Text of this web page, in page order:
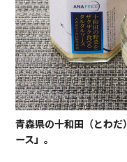
青森県の十和田（とわ
ース」。